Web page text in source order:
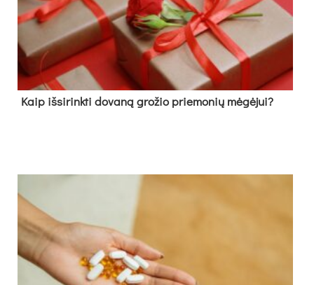
Kaip išsirinkti dovaną grožio priemonių mėgėjui?